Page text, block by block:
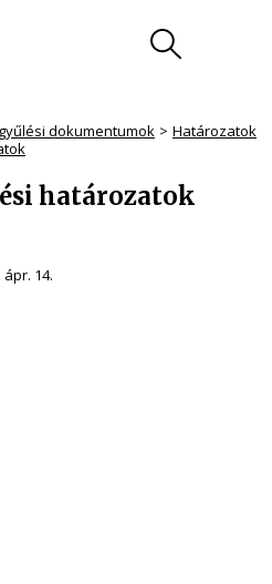
dokumentumok
Határozatok
határozatok
ápr. 14.